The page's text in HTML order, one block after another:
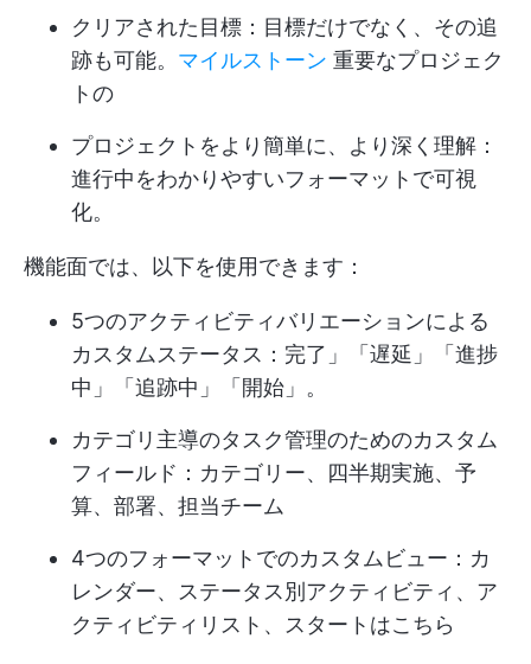
クリアされた目標：目標だけでなく、その追
跡も可能。 マイルストーン 重要なプロジェク
トの
プロジェクトをより簡単に、より深く理解：
進行中をわかりやすいフォーマットで可視
化。
機能面では、以下を使用できます：
5つのアクティビティバリエーションによる
カスタムステータス：完了」「遅延」「進捗
中」「追跡中」「開始」。
カテゴリ主導のタスク管理のためのカスタム
フィールド：カテゴリー、四半期実施、予
算、部署、担当チーム
4つのフォーマットでのカスタムビュー：カ
レンダー、ステータス別アクティビティ、ア
クティビティリスト、スタートはこちら